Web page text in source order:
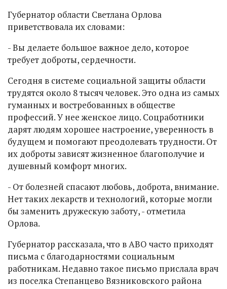
Губернатор области Светлана Орлова
приветствовала их словами:
- Вы делаете большое важное дело, которое
требует доброты, сердечности.
Сегодня в системе социальной защиты области
трудятся около 8 тысяч человек. Это одна из самых
гуманных и востребованных в обществе
профессий. У нее женское лицо. Соцработники
дарят людям хорошее настроение, уверенность в
будущем и помогают преодолевать трудности. От
их доброты зависят жизненное благополучие и
душевный комфорт многих.
- От болезней спасают любовь, доброта, внимание.
Нет таких лекарств и технологий, которые могли
бы заменить дружескую заботу, - отметила
Орлова.
Губернатор рассказала, что в АВО часто приходят
письма с благодарностями социальным
работникам. Недавно такое письмо прислала врач
из поселка Степанцево Вязниковского района